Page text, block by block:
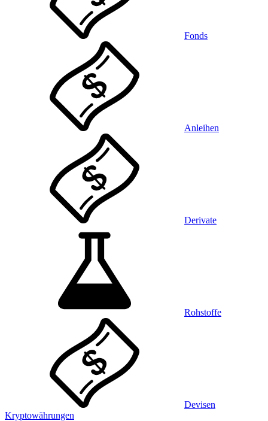
Fonds
Anleihen
Derivate
Rohstoffe
Devisen
Kryptowährungen